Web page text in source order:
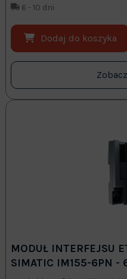
6 - 10 dni
Dodaj do koszyka
MODUŁ INTERFEJSU
SIMATIC IM155-6PN -